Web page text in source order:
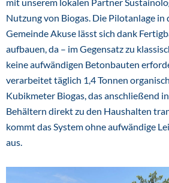
Nutzung von Biogas. Die Pilotanlage in
Gemeinde Akuse lässt sich dank
aufbauen, da – im Gegensatz zu
keine aufwändigen Betonbauten
verarbeitet täglich 1,4 Tonnen
Kubikmeter Biogas, das anschließend
Behältern direkt zu den Haushalten
kommt das System ohne aufwändige
aus.